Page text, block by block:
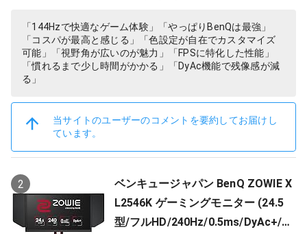
「144Hzで快適なゲーム体験」「やっぱりBenQは最強」
「コスパが最高と感じる」「色設定が自在でカスタマイズ
可能」「視野角が広いのが魅力」「FPSに特化した性能」
「慣れるまで少し時間がかかる」「DyAc機能で残像感が減
る」
当サイトのユーザーのコメントを要約してお届けし
ています。
2
ベンキュージャパン BenQ ZOWIE X
L2546K ゲーミングモニター (24.5
型/フルHD/240Hz/0.5ms/DyAc+/小